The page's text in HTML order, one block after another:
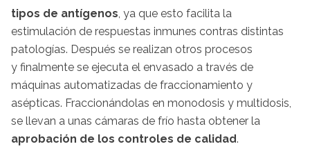
tipos de antígenos, ya que esto facilita la
estimulación de respuestas inmunes contras distintas
patologías. Después se realizan otros procesos
y finalmente se ejecuta el envasado a través de
máquinas automatizadas de fraccionamiento y
asépticas. Fraccionándolas en monodosis y multidosis,
se llevan a unas cámaras de frío hasta obtener la
aprobación de los controles de calidad.